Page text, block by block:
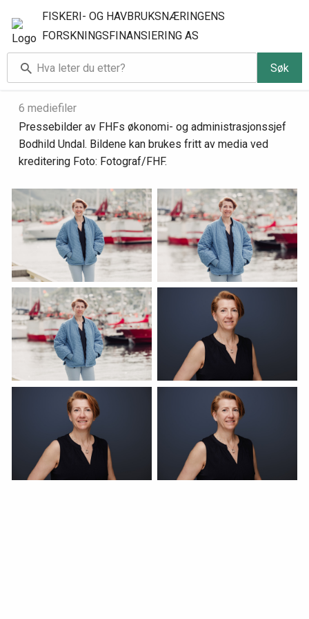
FISKERI- OG HAVBRUKSNÆRINGENS
FORSKNINGSFINANSIERING AS
Søk
Pressebilder Bodhild Undal
6 mediefiler
Pressebilder av FHFs økonomi- og administrasjonssjef
Bodhild Undal. Bildene kan brukes fritt av media ved
kreditering Foto: Fotograf/FHF.